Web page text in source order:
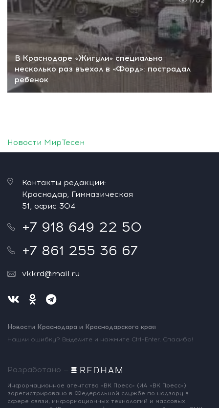
В Краснодаре «Жигули» специально
несколько раз въехал в «Форд»: пострадал
ребенок
Новости МирТесен
Контакты редакции:
Краснодар, Гимназическая
51, офис 304
+7 918 649 22 50
+7 861 255 36 67
vkkrd@mail.ru
Новости Краснодара и Краснодарского края
Нашли ошибку? Выделите и нажмите Ctrl+Enter. Спасибо!
Разработано —
Информационное агентство «ВК Пресс» (ИА «ВК Пресс»)
зарегистрировано в Федеральной службе по надзору в
сфере связи, информационных технологий и массовых